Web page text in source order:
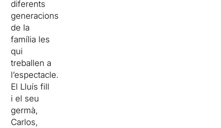
diferents
generacions
de la
família les
qui
treballen a
l’espectacle.
El Lluís fill
i el seu
germà,
Carlos,